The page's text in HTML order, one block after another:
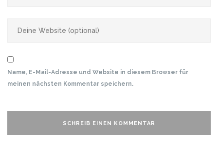
Name, E-Mail-Adresse und Website in diesem Browser für
meinen nächsten Kommentar speichern.